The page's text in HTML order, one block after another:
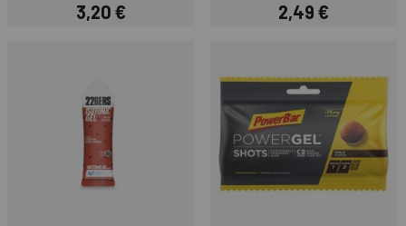
Preis
3,20 € Preis
2,49 €